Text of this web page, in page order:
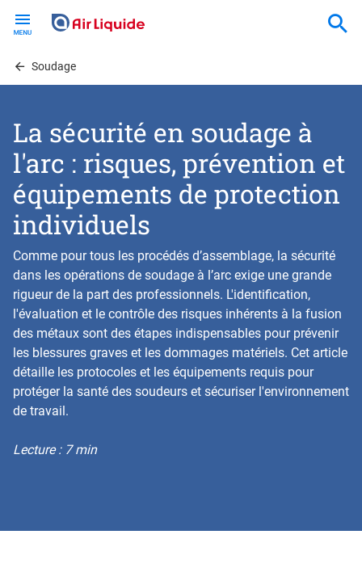
contentSoudage
La sécurité en soudage à
l'arc : risques, prévention et
équipements de protection
individuels
Comme pour tous les procédés d’assemblage, la sécurité
dans les opérations de soudage à l’arc exige une grande
rigueur de la part des professionnels. L'identification,
l'évaluation et le contrôle des risques inhérents à la fusion
des métaux sont des étapes indispensables pour prévenir
les blessures graves et les dommages matériels. Cet article
détaille les protocoles et les équipements requis pour
protéger la santé des soudeurs et sécuriser l'environnement
de travail.
Lecture : 7 min